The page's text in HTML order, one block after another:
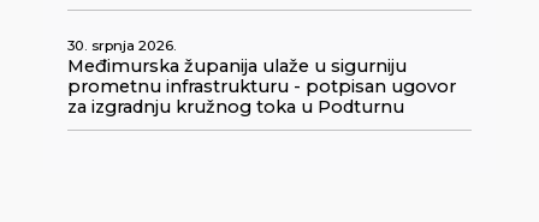
30. srpnja 2026.
Međimurska županija ulaže u sigurniju
prometnu infrastrukturu - potpisan ugovor
za izgradnju kružnog toka u Podturnu